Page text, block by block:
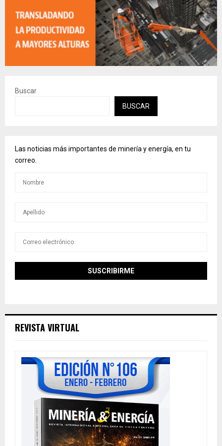
Buscar
BUSCAR
Las noticias más importantes de minería y energía, en tu
correo.
REVISTA VIRTUAL